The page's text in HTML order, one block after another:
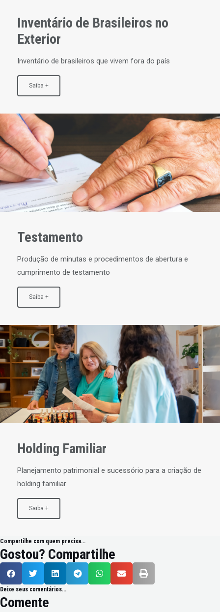
Inventário de Brasileiros no
Exterior
Inventário de brasileiros que vivem fora do país
Saiba +
Testamento
Produção de minutas e procedimentos de abertura e
cumprimento de testamento
Saiba +
Holding Familiar
Planejamento patrimonial e sucessório para a criação de
holding familiar
Saiba +
Compartilhe com quem precisa...
Gostou? Compartilhe
Deixe seus comentários...
Comente